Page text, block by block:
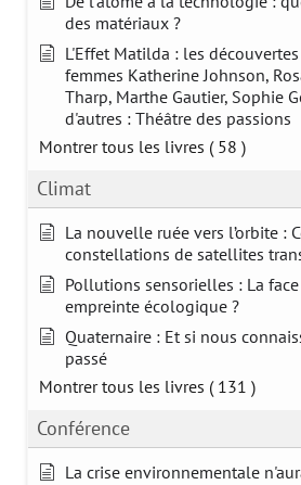
des matériaux ?
L'Effet Matilda : les
femmes Katherine Johnson,
Tharp, Marthe Gautier, Sophie
d'autres : Théâtre des passions
Montrer tous les livres ( 58 )
Climat
La nouvelle ruée vers l’orbite :
constellations de satellites
Pollutions sensorielles : La
empreinte écologique ?
Quaternaire : Et si nous
passé
Montrer tous les livres ( 131 )
Conférence
La crise environnementale